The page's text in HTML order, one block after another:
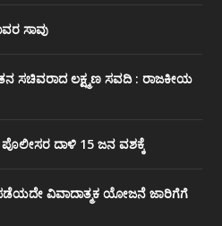
ಸಾವು
ಸಚಿವರಾದ ಲಕ್ಷ್ಮಣ ಸವದಿ : ರಾಜಕೀಯ
ದಾಳಿ 15 ಜನ ವಶಕ್ಕೆ
ವಿವಾದಾತ್ಮಕ ಯೋಜನೆ ಜಾರಿಗೆಗೆ